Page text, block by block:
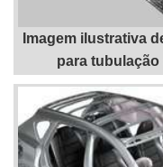
Imagem ilustrativa
para tubulação